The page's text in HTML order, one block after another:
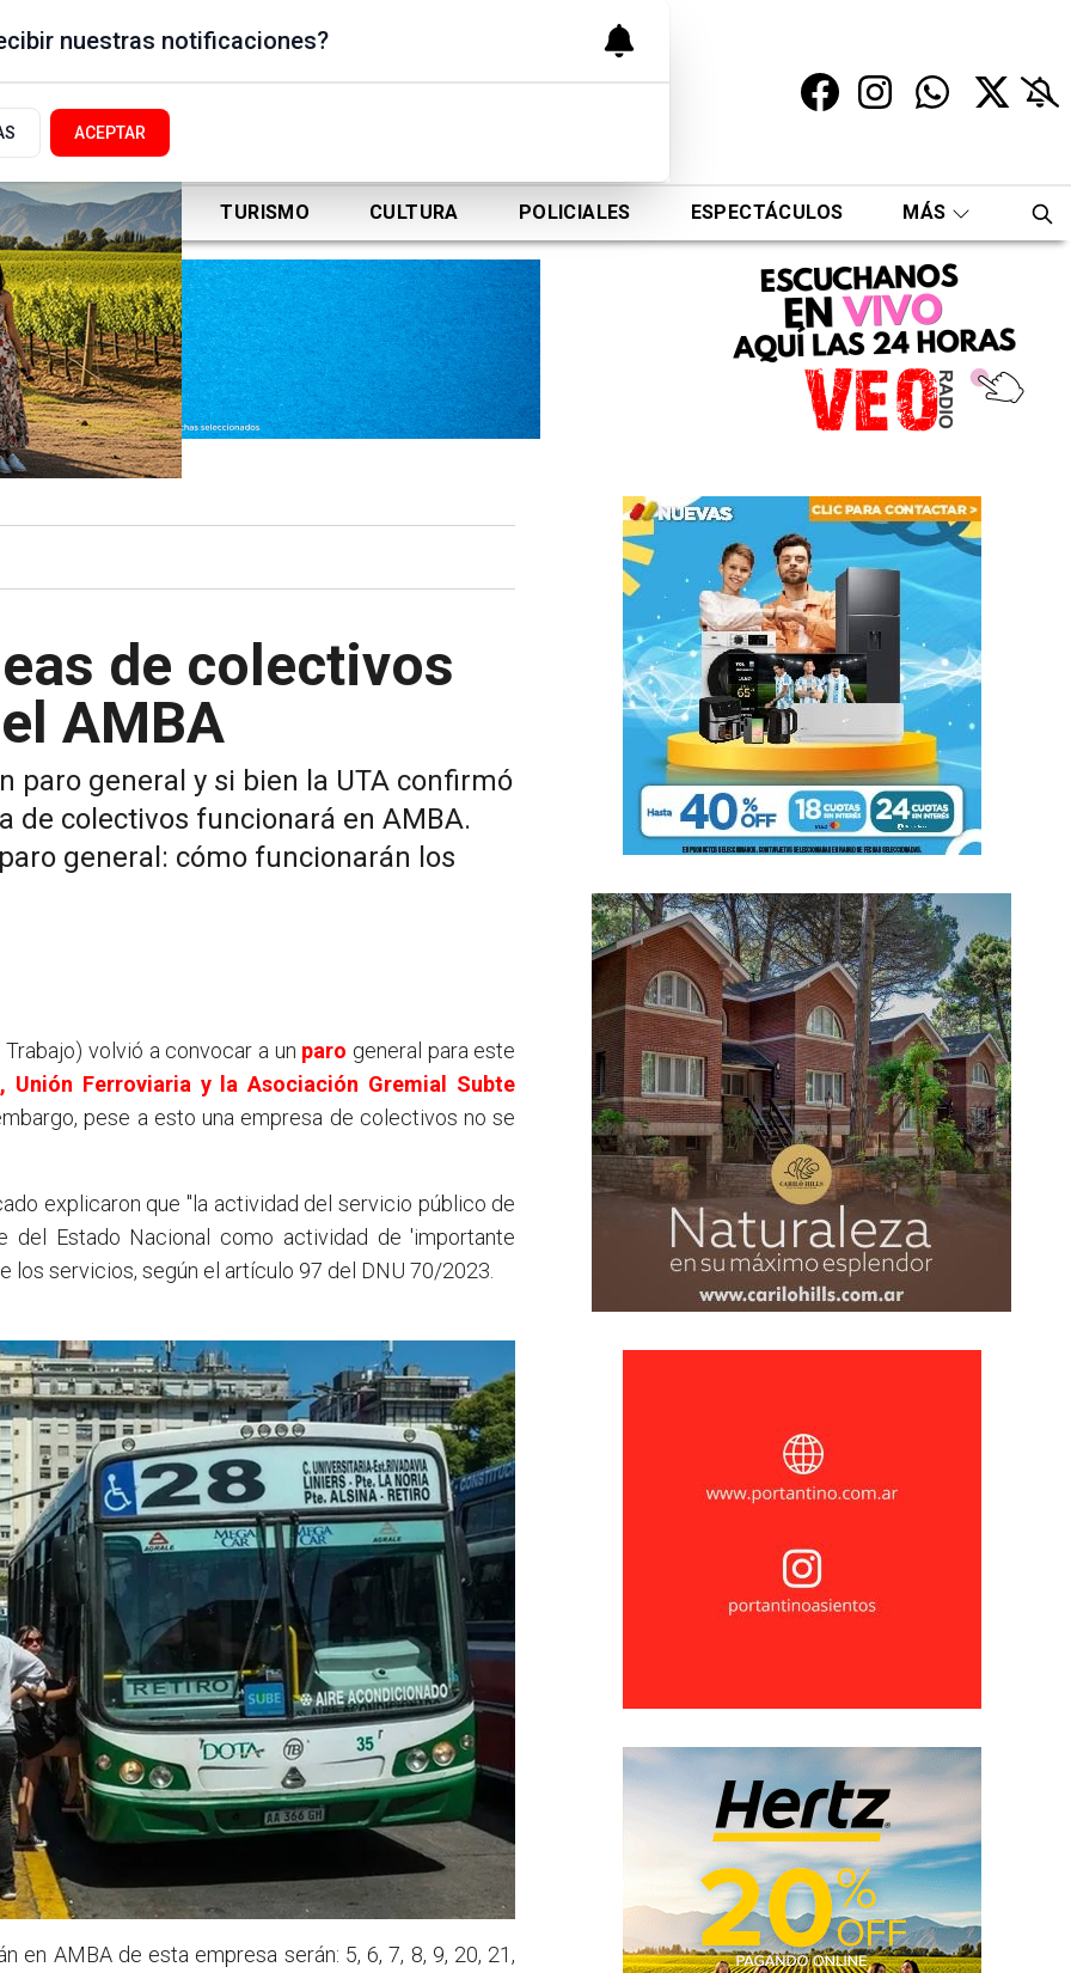
DEPORTES TURISMO CULTURA POLICIALES ESPECTÁCULOS MÁS
de colectivos
AMBA
paro general y si bien la UTA confirmó
de colectivos funcionará en AMBA.
general: cómo funcionarán los
Trabajo) volvió a convocar a un paro general para este
Unión Ferroviaria y la Asociación Gremial Subte
pese a esto una empresa de colectivos no se
explicaron que "la actividad del servicio público de
Estado Nacional como actividad de 'importante
los servicios, según el artículo 97 del DNU 70/2023.
AMBA de esta empresa serán: 5, 6, 7, 8, 9, 20, 21,
nuestras notificaciones?
ACEPTAR